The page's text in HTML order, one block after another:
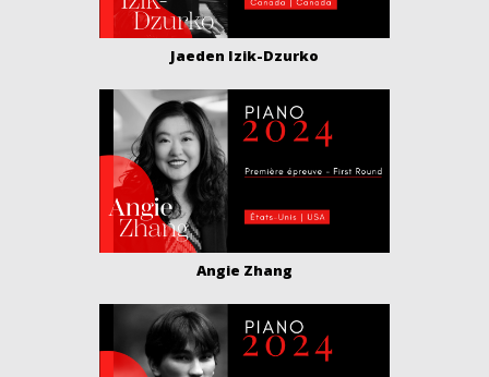
Jaeden Izik-Dzurko
Angie Zhang